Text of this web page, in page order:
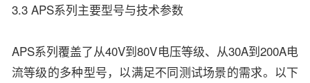
3.3 APS系列主要型号与技术参数
APS系列覆盖了从40V到80V电压等级、从30A到200A电
流等级的多种型号，以满足不同测试场景的需求。以下